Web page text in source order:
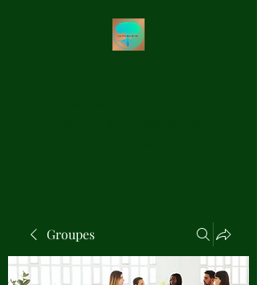
Groupes